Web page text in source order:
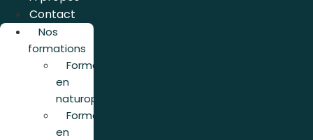
Contact
Nos
formations
Formation
en
naturopathie
Formation
en